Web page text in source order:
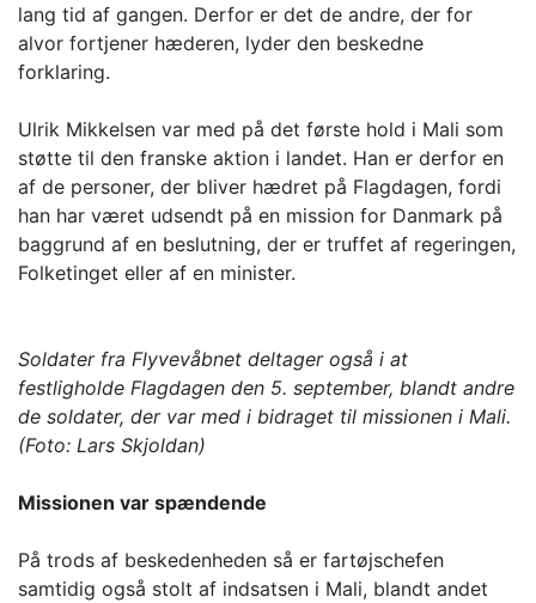
lang tid af gangen. Derfor er det de andre, der for
alvor fortjener hæderen, lyder den beskedne
forklaring.
Ulrik Mikkelsen var med på det første hold i Mali som
støtte til den franske aktion i landet. Han er derfor en
af de personer, der bliver hædret på Flagdagen, fordi
han har været udsendt på en mission for Danmark på
baggrund af en beslutning, der er truffet af regeringen,
Folketinget eller af en minister.
Soldater fra Flyvevåbnet deltager også i at
festligholde Flagdagen den 5. september, blandt andre
de soldater, der var med i bidraget til missionen i Mali.
(Foto: Lars Skjoldan)
Missionen var spændende
På trods af beskedenheden så er fartøjschefen
samtidig også stolt af indsatsen i Mali, blandt andet